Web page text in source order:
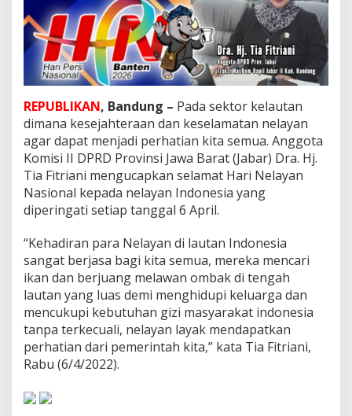
K
e
e
l
a
a
t
a
n
d
a
n
K
s
e
j
a
h
t
e
r
a
a
REPUBLIKAN, Bandung – Pada sektor kelautan
dimana kesejahteraan dan keselamatan nelayan
agar dapat menjadi perhatian kita semua. Anggota
Komisi II DPRD Provinsi Jawa Barat (Jabar) Dra. Hj.
Tia Fitriani mengucapkan selamat Hari Nelayan
Nasional kepada nelayan Indonesia yang
diperingati setiap tanggal 6 April.
“Kehadiran para Nelayan di lautan Indonesia
sangat berjasa bagi kita semua, mereka mencari
ikan dan berjuang melawan ombak di tengah
lautan yang luas demi menghidupi keluarga dan
mencukupi kebutuhan gizi masyarakat indonesia
tanpa terkecuali, nelayan layak mendapatkan
perhatian dari pemerintah kita,” kata Tia Fitriani,
Rabu (6/4/2022).